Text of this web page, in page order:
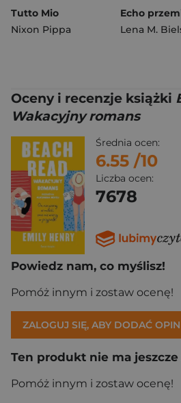
Tutto Mio
Nixon Pippa
Lena M.
Oceny i recenzje książki
Wakacyjny romans
Średnia ocen:
6.55 /10
Liczba ocen:
7678
Powiedz nam, co myślisz!
Pomóż innym i zostaw ocenę!
ZALOGUJ SIĘ, ABY DODAĆ
Ten produkt nie ma
Pomóż innym i zostaw ocenę!